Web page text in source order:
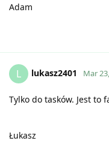
Adam
L lukasz2401 Mar
Tylko do tasków. Jest to
Łukasz